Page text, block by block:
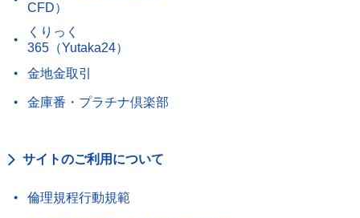
CFD）
くりっく
365（Yutaka24）
金地金取引
金庫番・プラチナ倶楽部
サイトのご利用について
倫理規程行動規範